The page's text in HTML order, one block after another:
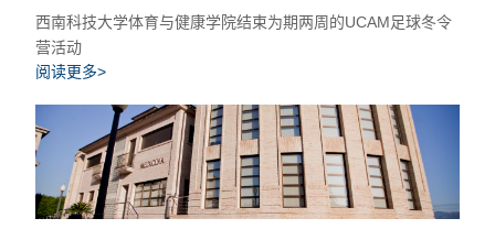
西南科技大学体育与健康学院结束为期两周的UCAM足球冬令
营活动
阅读更多>